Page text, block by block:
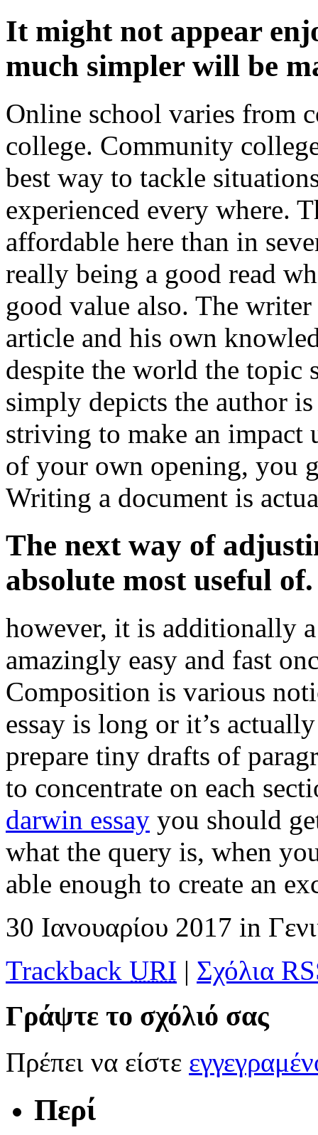
It might not appear
much simpler will be
Online school varies from
college. Community
best way to tackle
experienced every where.
affordable here than in
really being a good read
good value also. The
article and his own
despite the world the topic
simply depicts the author
striving to make an
of your own opening, you
Writing a document is
The next way of
absolute most useful of.
however, it is additionally
amazingly easy and fast
Composition is various
essay is long or it’s
prepare tiny drafts of
to concentrate on each
darwin essay you should
what the query is, when
able enough to create an
30 Ιανουαρίου 2017 in
Trackback URI | Σχόλια
Γράψτε το σχόλιό σας
Πρέπει να είστε
Περί